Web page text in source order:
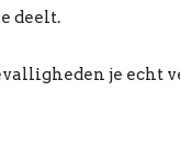
deelt.
je echt